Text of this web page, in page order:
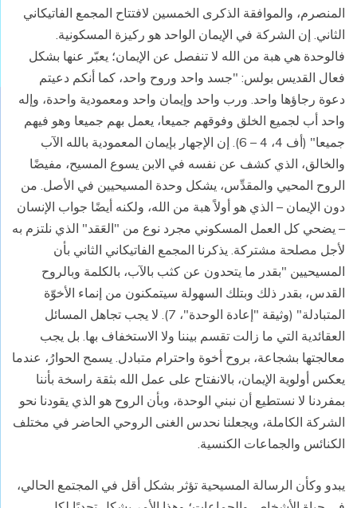
المنصرم، والموافقة الذكرى الخمسين لافتتاح المجمع الفاتيكاني
الثاني. إن الشركة في الإيمان الواحد هو ركيزة المسكونية.
فالوحدة هي هبة من الله لا تنفصل عن الإيمان؛ يعبّر عنها بشكل
فعال القديس بولس: "جسد واحد وروح واحد، كما أنكم دعيتم
دعوة رجاؤها واحد. ورب واحد وإيمان واحد ومعمودية واحدة، وإله
واحد أب لجميع الخلق وفوقهم جميعا، يعمل بهم جميعا وهو فيهم
جميعا" (أف 4، 4 – 6). إن الإجهار بإيمان المعمودية بالله الآب
والخالق، الذي كشف عن نفسه في الابن يسوع المسيح، مفيضًا
الروح المحيي والمقدِّس، يشكل وحدة المسيحيين في الأصل. من
دون الإيمان – الذي هو أولاً هبة من الله، ولكنه أيضًا جواب الإنسان
– يضحي كل العمل المسكوني مجرد نوع من "العَقد" الذي نلتزم به
لأجل مصلحة مشتركة. يذكرنا المجمع الفاتيكاني الثاني بأن
المسيحيين "بقدر ما يتحدون عن كثب بالآب، بالكلمة وبالروح
القدس، بقدر ذلك وبتلك السهولة سيتمكنون من إنماء الأخوّة
المتبادلة" (وثيقة "إعادة الوحدة"، 7). لا يجب تجاهل المسائل
العقائدية التي ما زالت تقسم بيننا ولا الاستخفاف بها. بل يجب
معالجتها بشجاعة، بروح أخوة واحترام متبادل. يسمح الحوارُ، عندما
يعكس أولوية الإيمان، بالانفتاح على عمل الله بثقة راسخة بأننا
بمفردنا لا نستطيع أن نبني الوحدة، وبأن الروح هو الذي يقودنا نحو
الشركة الكاملة، ويجعلنا نحدس الغنى الروحي الحاضر في مختلف
الكنائس والجماعات الكنسية.
يبدو وكأن الرسالة المسيحية تؤثر بشكل أقل في المجتمع الحالي،